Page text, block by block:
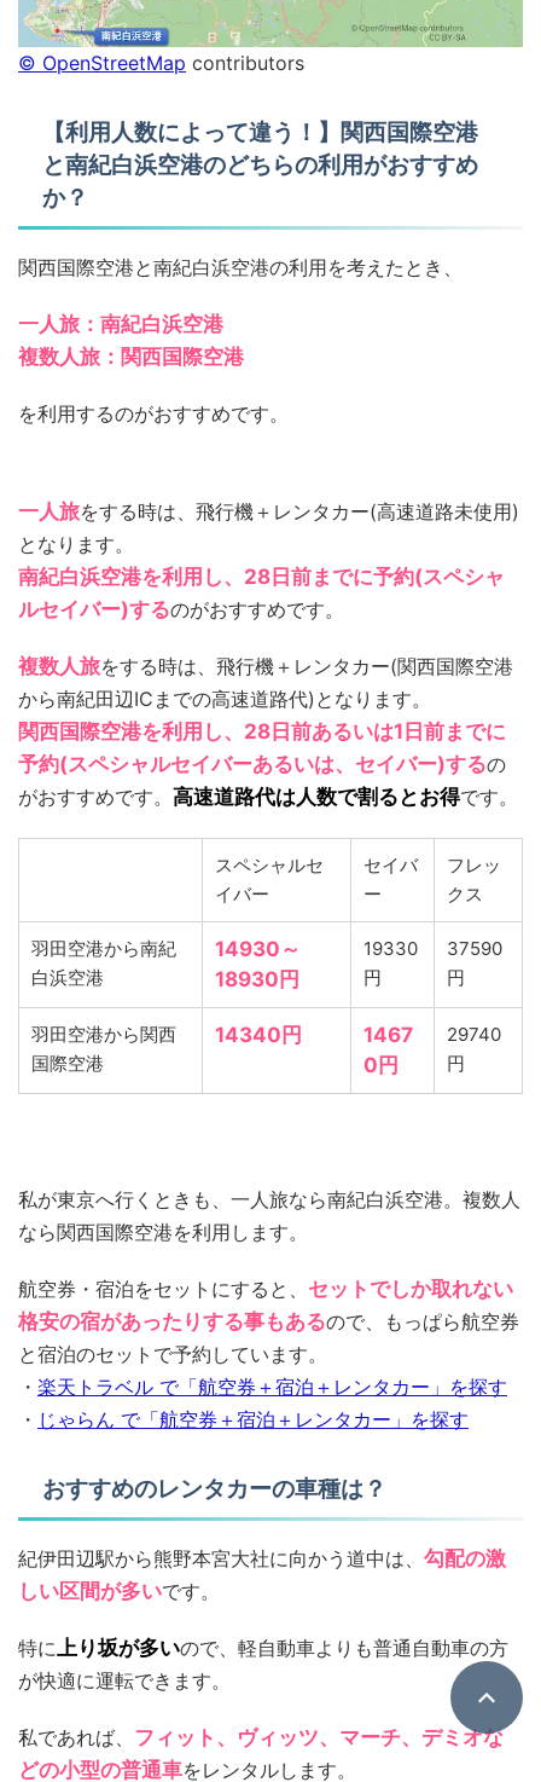
© OpenStreetMap contributors
【利用人数によって違う！】関西国際空港
と南紀白浜空港のどちらの利用がおすすめ
か？
関西国際空港と南紀白浜空港の利用を考えたとき、
一人旅：南紀白浜空港
複数人旅：関西国際空港
を利用するのがおすすめです。
一人旅をする時は、飛行機＋レンタカー(高速道路未使用)
となります。
南紀白浜空港を利用し、28日前までに予約(スペシャ
ルセイバー)するのがおすすめです。
複数人旅をする時は、飛行機＋レンタカー(関西国際空港
から南紀田辺ICまでの高速道路代)となります。
関西国際空港を利用し、28日前あるいは1日前までに
予約(スペシャルセイバーあるいは、セイバー)するの
がおすすめです。 高速道路代は人数で割るとお得です。
スペシャルセ
イバー
セイバ
ー
フレッ
クス
羽田空港から南紀
白浜空港
14930～
18930円
19330
円
37590
円
羽田空港から関西
国際空港
14340円
1467
0円
29740
円
私が東京へ行くときも、一人旅なら南紀白浜空港。複数人
なら関西国際空港を利用します。
航空券・宿泊をセットにすると、 セットでしか取れない
格安の宿があったりする事もあるので、もっぱら航空券
と宿泊のセットで予約しています。
・ 楽天トラベル で「航空券＋宿泊＋レンタカー」を探す
・ じゃらん で「航空券＋宿泊＋レンタカー」を探す
おすすめのレンタカーの車種は？
紀伊田辺駅から熊野本宮大社に向かう道中は、 勾配の激
しい区間が多いです。
特に 上り坂が多いので、軽自動車よりも普通自動車の方
が快適に運転できます。
私であれば、 フィット、ヴィッツ、マーチ、デミオな
どの小型の普通車をレンタルします。